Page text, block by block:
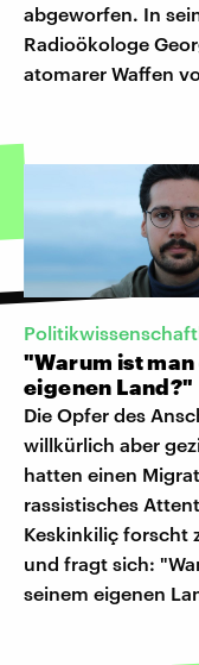
abgeworfen. In
Radioökologe
atomarer Waffen
"Warum ist
eigenen Land?"
Die Opfer des
willkürlich aber
hatten einen
rassistisches
Keskinkiliç forscht
und fragt sich:
seinem eigenen